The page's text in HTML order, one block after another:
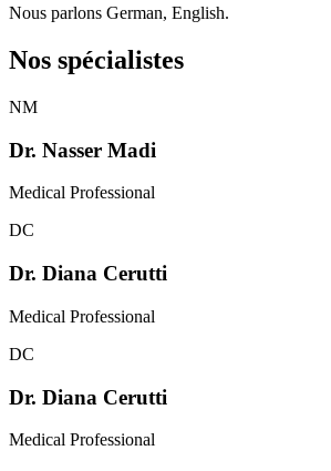
Nous parlons German, English.
Nos spécialistes
NM
Dr. Nasser Madi
Medical Professional
DC
Dr. Diana Cerutti
Medical Professional
DC
Dr. Diana Cerutti
Medical Professional